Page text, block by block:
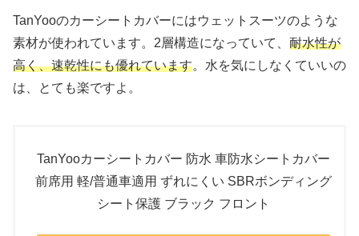
TanYooのカーシートカバーにはウェットスーツのような
素材が使われています。2層構造になっていて、 耐水性が
高く、速乾性にも優れています。水を気にしなくていいの
は、とても楽ですよ。
TanYooカーシートカバー 防水 車防水シートカバー
前席用 軽/普通車適用 ずれにくい SBRボンディング
シート保護 ブラック フロント